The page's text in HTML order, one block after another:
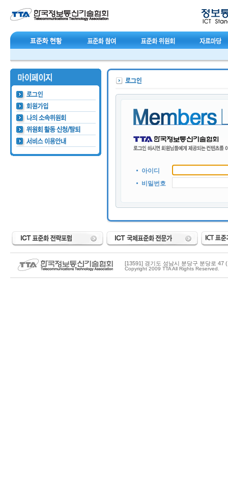
아이디
비밀번호
[13591] 경기도 성남시 분당구 분당로 47
Copyright 2009 TTA All Rights Reserved.